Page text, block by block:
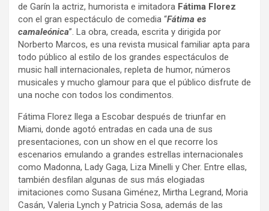
de Garín la actriz, humorista e imitadora Fátima Florez
con el gran espectáculo de comedia “Fátima es
camaleónica”. La obra, creada, escrita y dirigida por
Norberto Marcos, es una revista musical familiar apta para
todo público al estilo de los grandes espectáculos de
music hall internacionales, repleta de humor, números
musicales y mucho glamour para que el público disfrute de
una noche con todos los condimentos.
Fátima Florez llega a Escobar después de triunfar en
Miami, donde agotó entradas en cada una de sus
presentaciones, con un show en el que recorre los
escenarios emulando a grandes estrellas internacionales
como Madonna, Lady Gaga, Liza Minelli y Cher. Entre ellas,
también desfilan algunas de sus más elogiadas
imitaciones como Susana Giménez, Mirtha Legrand, Moria
Casán, Valeria Lynch y Patricia Sosa, además de las